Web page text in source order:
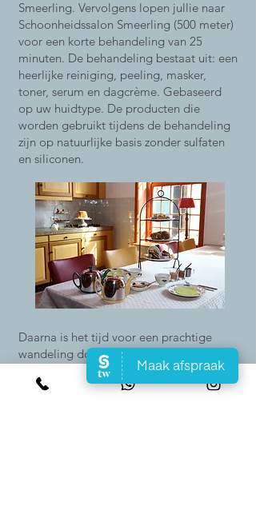
Smeerling. Vervolgens lopen jullie naar
Schoonheidssalon Smeerling (500 meter)
voor een korte behandeling van 25
minuten. De behandeling bestaat uit: een
heerlijke reiniging, peeling, masker,
toner, serum en dagcrème. Gebaseerd
op uw huidtype. De producten die
worden gebruikt tijdens de behandeling
zijn op natuurlijke basis zonder sulfaten
en siliconen.
Daarna is het tijd voor een prachtige
wandeling door het dal van de Ruiten Aa.
Bij Gasterij Natuurlijk Smeerling kies je
een route met een gewenste afstand naar